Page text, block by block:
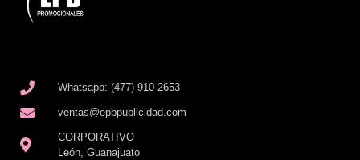
Whatsapp: (477) 910 2653
ventas@epbpublicidad.com
CORPORATIVO
León, Guanajuato